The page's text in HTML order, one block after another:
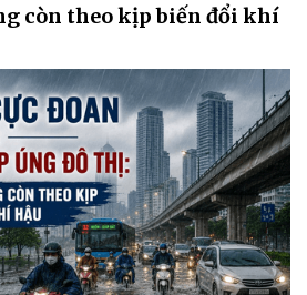
còn theo kịp biến đổi khí